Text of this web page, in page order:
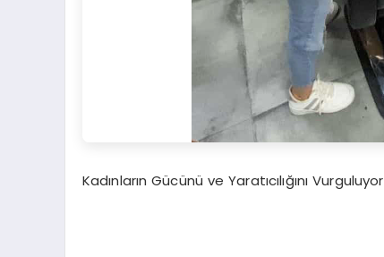
Kadınların Gücünü ve Yaratıcılığını Vurguluyor